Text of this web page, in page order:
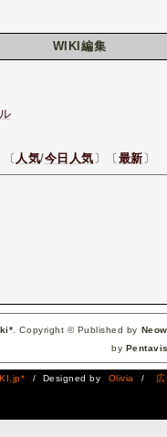
WIKI編集
〔 人気/今日人気 〕〔 最新 〕
. Copyright © Published by
by
/ Designed by Olivia /